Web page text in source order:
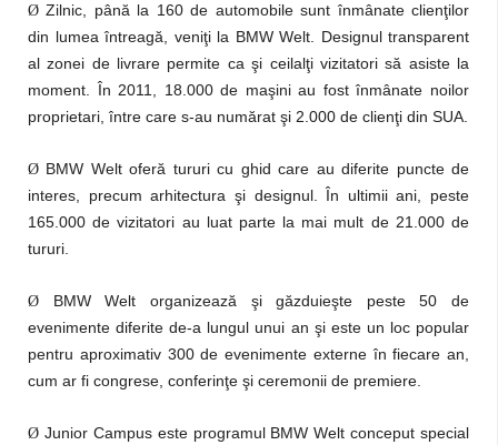
Ø Zilnic, până la 160 de automobile sunt înmânate clienţilor
din lumea întreagă, veniţi la BMW Welt. Designul transparent
al zonei de livrare permite ca şi ceilalţi vizitatori să asiste la
moment. În 2011, 18.000 de maşini au fost înmânate noilor
proprietari, între care s-au numărat şi 2.000 de clienţi din SUA.
Ø BMW Welt oferă tururi cu ghid care au diferite puncte de
interes, precum arhitectura şi designul. În ultimii ani, peste
165.000 de vizitatori au luat parte la mai mult de 21.000 de
tururi.
Ø BMW Welt organizează şi găzduieşte peste 50 de
evenimente diferite de-a lungul unui an şi este un loc popular
pentru aproximativ 300 de evenimente externe în fiecare an,
cum ar fi congrese, conferinţe şi ceremonii de premiere.
Ø Junior Campus este programul BMW Welt conceput special